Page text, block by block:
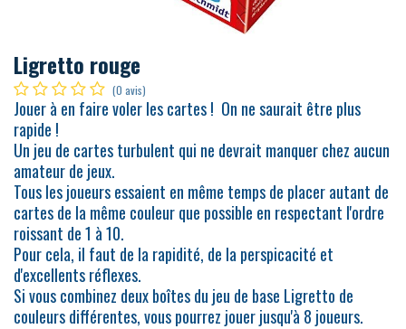
Ligretto rouge
(0 avis)
Jouer à en faire voler les cartes ! On ne saurait être plus
rapide !
Un jeu de cartes turbulent qui ne devrait manquer chez aucun
amateur de jeux.
Tous les joueurs essaient en même temps de placer autant de
cartes de la même couleur que possible en respectant l'ordre
roissant de 1 à 10.
Pour cela, il faut de la rapidité, de la perspicacité et
d'excellents réflexes.
Si vous combinez deux boîtes du jeu de base Ligretto de
couleurs différentes, vous pourrez jouer jusqu'à 8 joueurs.